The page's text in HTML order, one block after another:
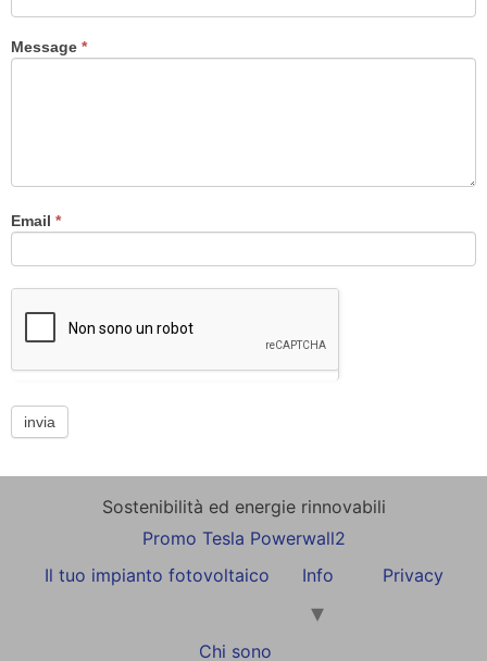
Message *
Email *
invia
Sostenibilità ed energie rinnovabili
Promo Tesla Powerwall2
Il tuo impianto fotovoltaico
Info Privacy
Chi sono